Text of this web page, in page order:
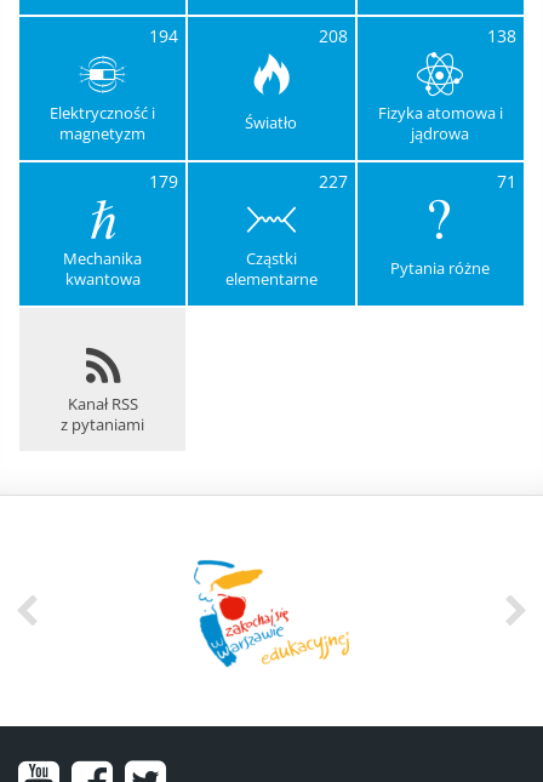
194
Elektryczność i
magnetyzm
208
Światło
138
Fizyka atomowa i
jądrowa
179
Mechanika
kwantowa
227
Cząstki
elementarne
71
Pytania różne
Kanał RSS
z pytaniami